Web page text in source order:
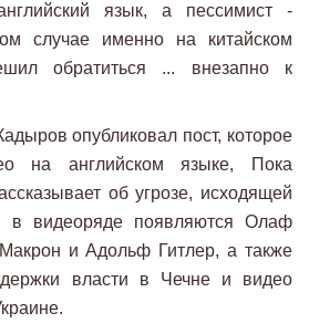
язык, а пессимист -
случае именно на китайском
обратиться ... внезапно к
опубликовал пост, которое
на английском языке, Пока
об угрозе, исходящей
в видеоряде появляются Олаф
и Адольф Гитлер, а также
власти в Чечне и видео